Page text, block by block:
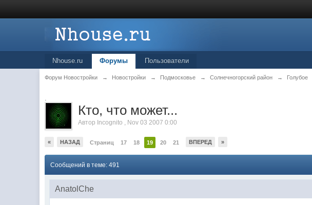
Nhouse.ru Форумы Пользователи
Форум Новостройки → Новостройки → Подмосковье → Солнечногорский район → Голубое
.
Кто, что может...
Автор Incognito , Nov 03 2007 0:00
« НАЗАД Страниц 17 18 19 20 21 ВПЕРЕД »
Сообщений в теме: 491
AnatolChe